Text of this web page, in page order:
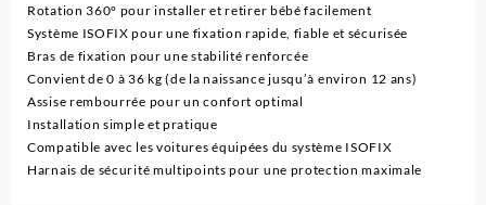
Rotation 360° pour installer et retirer bébé facilement
Système ISOFIX pour une fixation rapide, fiable et sécurisée
Bras de fixation pour une stabilité renforcée
Convient de 0 à 36 kg (de la naissance jusqu’à environ 12 ans)
Assise rembourrée pour un confort optimal
Installation simple et pratique
Compatible avec les voitures équipées du système ISOFIX
Harnais de sécurité multipoints pour une protection maximale